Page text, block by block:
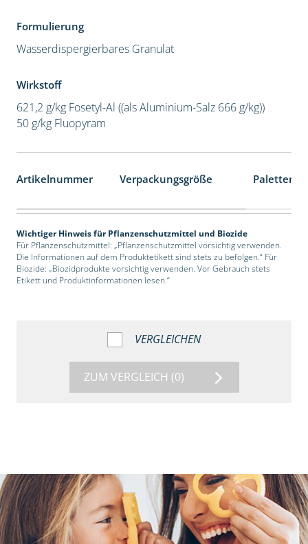
Formulierung
Wasserdispergierbares Granulat
Wirkstoff
621,2 g/kg Fosetyl-Al ((als Aluminium-Salz 666 g/kg))
50 g/kg Fluopyram
Artikelnummer Verpackungsgröße
Wichtiger Hinweis für Pflanzenschutzmittel und Biozide
Für Pflanzenschutzmittel: „Pflanzenschutzmittel vorsichtig verwenden.
Die Informationen auf dem Produktetikett sind stets zu befolgen.“ Für
Biozide: „Biozidprodukte vorsichtig verwenden. Vor Gebrauch stets
Etikett und Produktinformationen lesen.“
VERGLEICHEN
ZUM VERGLEICH (0)